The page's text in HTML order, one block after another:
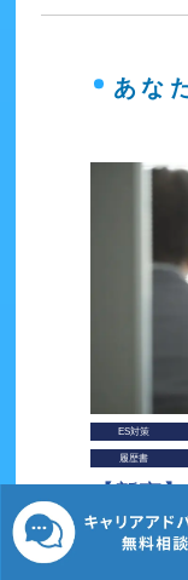
あな
ES対策
履歴書
【新卒
トを紹